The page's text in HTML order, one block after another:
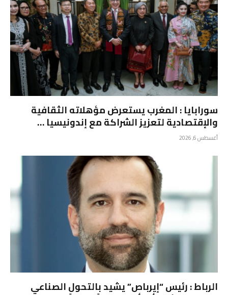
سورابايا : المغرب يستعرض مؤهلاته الثقافية
والإقتصادية لتعزيز الشراكة مع إندونيسيا …
أغسطس 6, 2026
الرباط : رئيس “إيرباص” يشيد بالتحول الصناعي